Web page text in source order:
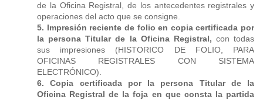
de la Oficina Registral, de los antecedentes registrales y
operaciones del acto que se consigne.
5. Impresión reciente de folio en copia certificada por
la persona Titular de la Oficina Registral, con todas
sus impresiones (HISTORICO DE FOLIO, PARA
OFICINAS REGISTRALES CON SISTEMA
ELECTRÓNICO).
6. Copia certificada por la persona Titular de la
Oficina Registral de la foja en que consta la partida